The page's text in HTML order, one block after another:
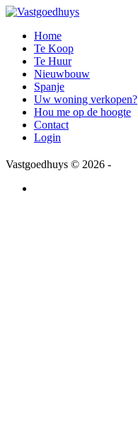
Home
Te Koop
Te Huur
Nieuwbouw
Spanje
Uw woning verkopen?
Hou me op de hoogte
Contact
Login
Vastgoedhuys © 2026 -